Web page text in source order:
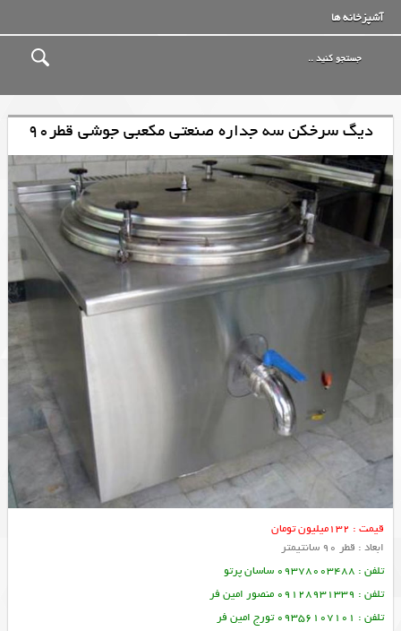
آشپزخانه ها
دیگ سرخکن سه جداره صنعتی مکعبی جوشی قطر90
قیمت : 132میلیون تومان
ابعاد : قطر 90 سانتیمتر
تلفن : 09378003488 ساسان پرتو
تلفن : 09128931339 منصور امین فر
تلفن : 09356107101 تورج امین فر